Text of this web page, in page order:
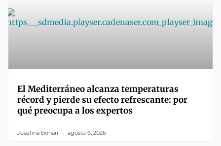
El Mediterráneo alcanza temperaturas
récord y pierde su efecto refrescante: por
qué preocupa a los expertos
Josefina Bonari agosto 6, 2026